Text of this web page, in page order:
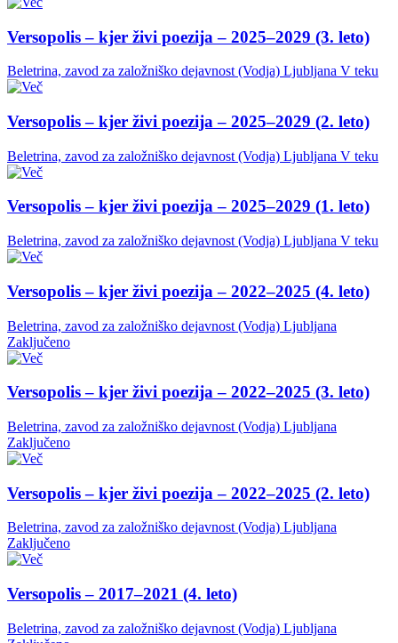
Versopolis – kjer živi poezija – 2025–2029 (3. leto)
Beletrina, zavod za založniško dejavnost (Vodja) Ljubljana V teku
Versopolis – kjer živi poezija – 2025–2029 (2. leto)
Beletrina, zavod za založniško dejavnost (Vodja) Ljubljana V teku
Versopolis – kjer živi poezija – 2025–2029 (1. leto)
Beletrina, zavod za založniško dejavnost (Vodja) Ljubljana V teku
Versopolis – kjer živi poezija – 2022–2025 (4. leto)
Beletrina, zavod za založniško dejavnost (Vodja) Ljubljana
Zaključeno
Versopolis – kjer živi poezija – 2022–2025 (3. leto)
Beletrina, zavod za založniško dejavnost (Vodja) Ljubljana
Zaključeno
Versopolis – kjer živi poezija – 2022–2025 (2. leto)
Beletrina, zavod za založniško dejavnost (Vodja) Ljubljana
Zaključeno
Versopolis – 2017–2021 (4. leto)
Beletrina, zavod za založniško dejavnost (Vodja) Ljubljana